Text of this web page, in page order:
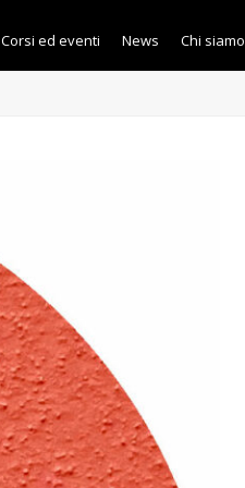
Corsi ed eventi News Chi siamo